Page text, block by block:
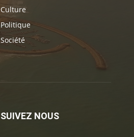
Culture
Politique
Société
SUIVEZ NOUS